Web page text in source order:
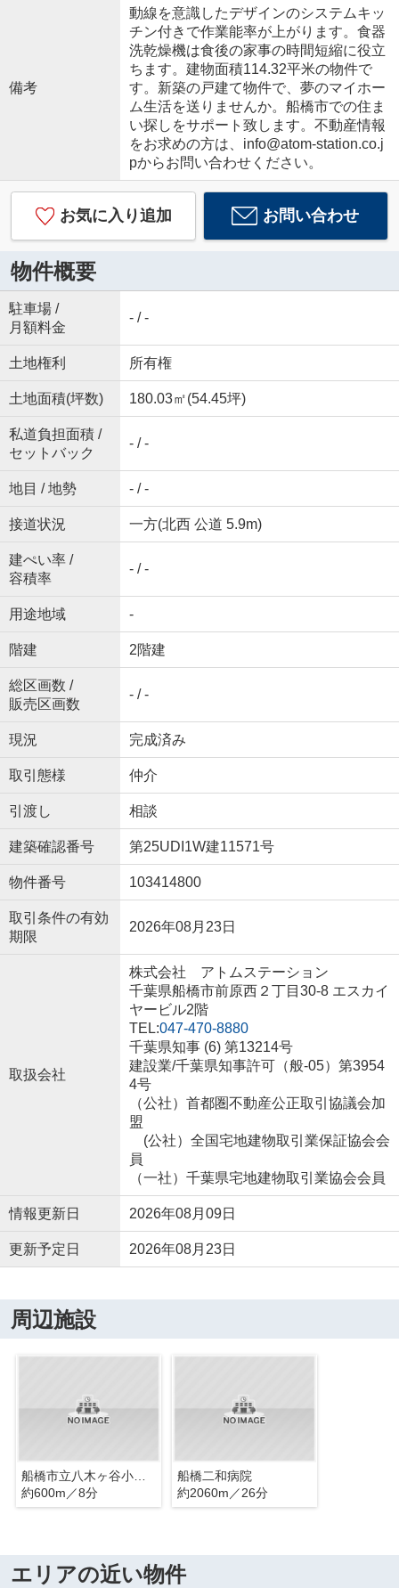
備考
動線を意識したデザインのシステムキッ
チン付きで作業能率が上がります。食器
洗乾燥機は食後の家事の時間短縮に役立
ちます。建物面積114.32平米の物件で
す。新築の戸建て物件で、夢のマイホー
ム生活を送りませんか。船橋市での住ま
い探しをサポート致します。不動産情報
をお求めの方は、info@atom-station.co.j
pからお問い合わせください。
お気に入り追加 お問い合わせ
物件概要
駐車場 /
月額料金
- / -
土地権利 所有権
土地面積(坪数) 180.03㎡(54.45坪)
私道負担面積 /
セットバック
- / -
地目 / 地勢 - / -
接道状況 一方(北西 公道 5.9m)
建ぺい率 /
容積率
- / -
用途地域 -
階建 2階建
総区画数 /
販売区画数
- / -
現況 完成済み
取引態様 仲介
引渡し 相談
建築確認番号 第25UDI1W建11571号
物件番号 103414800
取引条件の有効
期限
2026年08月23日
取扱会社
株式会社 アトムステーション
千葉県船橋市前原西２丁目30-8 エスカイ
ヤービル2階
TEL:047-470-8880
千葉県知事 (6) 第13214号
建設業/千葉県知事許可（般-05）第3954
4号
（公社）首都圏不動産公正取引協議会加
盟
(公社）全国宅地建物取引業保証協会会
員
（一社）千葉県宅地建物取引業協会会員
情報更新日 2026年08月09日
更新予定日 2026年08月23日
周辺施設
船橋市立八木ヶ谷小学校
約600m／8分
船橋二和病院
約2060m／26分
エリアの近い物件